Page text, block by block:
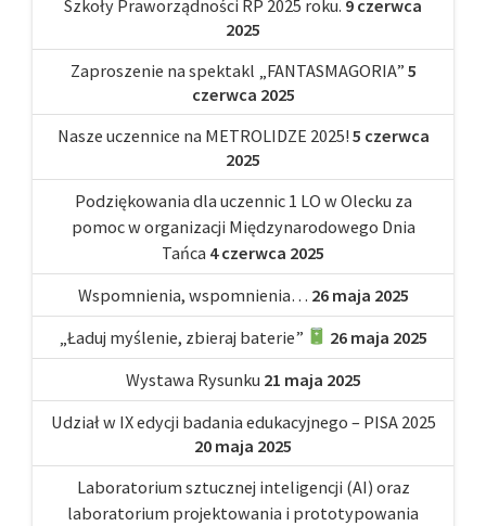
Szkoły Praworządności RP 2025 roku. 9 czerwca
2025
Zaproszenie na spektakl „FANTASMAGORIA” 5
czerwca 2025
Nasze uczennice na METROLIDZE 2025! 5 czerwca
2025
Podziękowania dla uczennic 1 LO w Olecku za
pomoc w organizacji Międzynarodowego Dnia
Tańca 4 czerwca 2025
Wspomnienia, wspomnienia… 26 maja 2025
„Ładuj myślenie, zbieraj baterie”
26 maja 2025
Wystawa Rysunku 21 maja 2025
Udział w IX edycji badania edukacyjnego – PISA 2025
20 maja 2025
Laboratorium sztucznej inteligencji (AI) oraz
laboratorium projektowania i prototypowania